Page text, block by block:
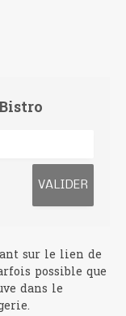
sur le lien de
possible que
dans le